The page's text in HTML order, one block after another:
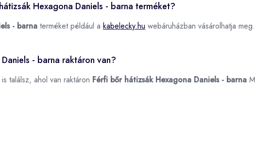
Hexagona Daniels - barna terméket?
- barna terméket például a kabelecky.hu webáruházban vásárolhatja meg.
- barna raktáron van?
találsz, ahol van raktáron Férfi bőr hátizsák Hexagona Daniels - barna